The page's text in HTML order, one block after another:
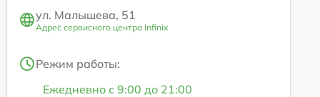
ул. Малышева, 51
Адрес сервисного центра Infinix
Режим работы:
Ежедневно с 9:00 до 21:00